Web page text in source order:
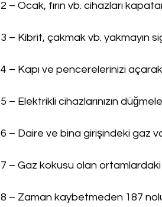
2 – Ocak, fırın vb. cihazları
3 – Kibrit, çakmak vb. yakmayın
4 – Kapı ve pencerelerinizi
5 – Elektrikli cihazlarınızın
6 – Daire ve bina girişindeki gaz
7 – Gaz kokusu olan ortamlardaki
8 – Zaman kaybetmeden 187